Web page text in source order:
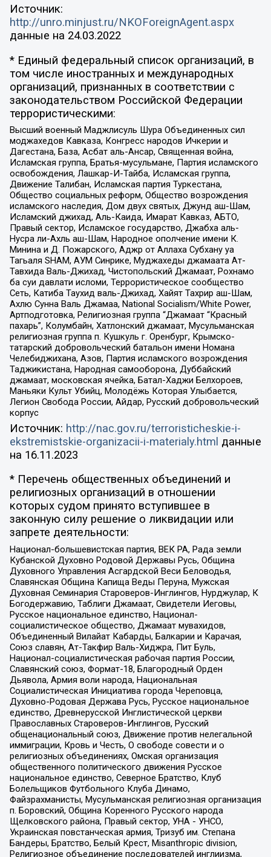
Источник:
http://unro.minjust.ru/NKOForeignAgent.aspx
данные на 24.03.2022
* Единый федеральный список организаций, в
том числе иностранных и международных
организаций, признанных в соответствии с
законодательством Российской Федерации
террористическими:
Высший военный Маджлисуль Шура Объединенных сил
моджахедов Кавказа, Конгресс народов Ичкерии и
Дагестана, База, Асбат аль-Ансар, Священная война,
Исламская группа, Братья-мусульмане, Партия исламского
освобождения, Лашкар-И-Тайба, Исламская группа,
Движение Талибан, Исламская партия Туркестана,
Общество социальных реформ, Общество возрождения
исламского наследия, Дом двух святых, Джунд аш-Шам,
Исламский джихад, Аль-Каида, Имарат Кавказ, АБТО,
Правый сектор, Исламское государство, Джабха аль-
Нусра ли-Ахль аш-Шам, Народное ополчение имени К.
Минина и Д. Пожарского, Аджр от Аллаха Субхану уа
Тагьаля SHAM, АУМ Синрике, Муджахеды джамаата Ат-
Тавхида Валь-Джихад, Чистопольский Джамаат, Рохнамо
ба суи давлати исломи, Террористическое сообщество
Сеть, Катиба Таухид валь-Джихад, Хайят Тахрир аш-Шам,
Ахлю Сунна Валь Джамаа, National Socialism/White Power,
Артподготовка, Религиозная группа “Джамаат “Красный
пахарь”, Колумбайн, Хатлонский джамаат, Мусульманская
религиозная группа п. Кушкуль г. Оренбург, Крымско-
татарский добровольческий батальон имени Номана
Челебиджихана, Азов, Партия исламского возрождения
Таджикистана, Народная самооборона, Дуббайский
джамаат, московская ячейка, Батал-Хаджи Белхороев,
Маньяки Культ Убийц, Молодёжь Которая Улыбается,
Легион Свобода России, Айдар, Русский добровольческий
корпус
Источник: http://nac.gov.ru/terroristicheskie-i-
ekstremistskie-organizacii-i-materialy.html данные
на 16.11.2023
* Перечень общественных объединений и
религиозных организаций в отношении
которых судом принято вступившее в
законную силу решение о ликвидации или
запрете деятельности:
Национал-большевистская партия, ВЕК РА, Рада земли
Кубанской Духовно Родовой Державы Русь, Община
Духовного Управления Асгардской Веси Беловодья,
Славянская Община Капища Веды Перуна, Мужская
Духовная Семинария Староверов-Инглингов, Нурджулар, К
Богодержавию, Таблиги Джамаат, Свидетели Иеговы,
Русское национальное единство, Национал-
социалистическое общество, Джамаат мувахидов,
Объединенный Вилайат Кабарды, Балкарии и Карачая,
Союз славян, Ат-Такфир Валь-Хиджра, Пит Буль,
Национал-социалистическая рабочая партия России,
Славянский союз, Формат-18, Благородный Орден
Дьявола, Армия воли народа, Национальная
Социалистическая Инициатива города Череповца,
Духовно-Родовая Держава Русь, Русское национальное
единство, Древнерусской Инглистической церкви
Православных Староверов-Инглингов, Русский
общенациональный союз, Движение против нелегальной
иммиграции, Кровь и Честь, О свободе совести и о
религиозных объединениях, Омская организация
общественного политического движения Русское
национальное единство, Северное Братство, Клуб
Болельщиков Футбольного Клуба Динамо,
Файзрахманисты, Мусульманская религиозная организация
п. Боровский, Община Коренного Русского народа
Щелковского района, Правый сектор, УНА - УНСО,
Украинская повстанческая армия, Тризуб им. Степана
Бандеры, Братство, Белый Крест, Misanthropic division,
Религиозное объединение последователей инглиизма,